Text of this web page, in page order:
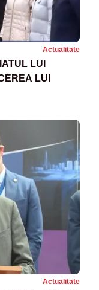
Actualitate
LUI
LUI
Actualitate